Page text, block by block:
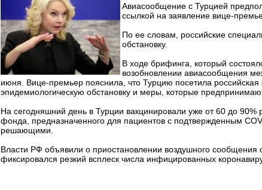
Авиасообщение с Турцией
ссылкой на заявление вице-
По ее словам, российские
обстановку.
В ходе брифинга, который
возобновлении авиасообщения
июня. Вице-премьер пояснила, что Турцию посетила
эпидемиологическую обстановку и меры, которые
На сегодняшний день в Турции вакцинировали уже от 60 до 90%
фонда, предназначенного для пациентов с подтвержденным
решающими.
Власти РФ объявили о приостановлении воздушного сообщения
фиксировался резкий всплеск числа инфицированных